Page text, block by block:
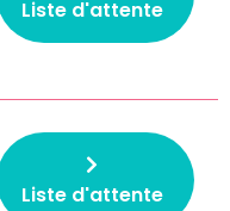
Liste d'attente
Liste d'attente